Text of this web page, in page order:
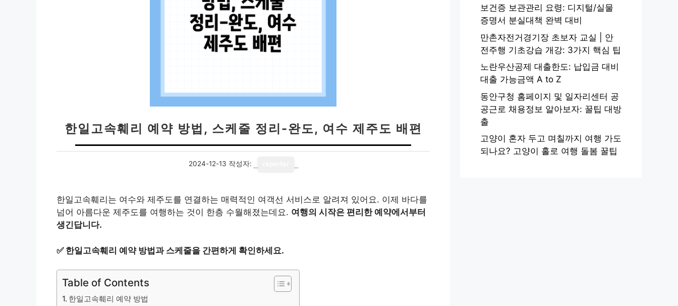
한일고속훼리 예약 방법, 스케줄 정리-완도, 여수 제주도 배편
2024-12-13 작성자:
한일고속훼리는 여수와 제주도를 연결하는 매력적인 여객선 서비스로 알려져 있어요. 이제 바다를
넘어 아름다운 제주도를 여행하는 것이 한층 수월해졌는데요. 여행의 시작은 편리한 예약에서부터
생긴답니다.
✅ 한일고속훼리 예약 방법과 스케줄을 간편하게 확인하세요.
Table of Contents
한일고속훼리 예약 방법
보건증 보관관리 요령: 디지털/실물
증명서 분실대책 완벽 대비
만촌자전거경기장 초보자 교실 | 안
전주행 기초강습 개강: 3가지 핵심 팁
노란우산공제 대출한도: 납입금 대비
대출 가능금액 A to Z
동안구청 홈페이지 및 일자리센터 공
공근로 채용정보 알아보자: 꿀팁 대방
출
고양이 혼자 두고 며칠까지 여행 가도
되나요? 고양이 홀로 여행 돌봄 꿀팁